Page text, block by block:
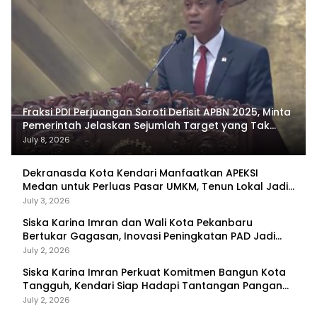
Fraksi PDI Perjuangan Soroti Defisit APBN 2025, Minta
Pemerintah Jelaskan Sejumlah Target yang Tak
Tercapai
July 8, 2026
Dekranasda Kota Kendari Manfaatkan APEKSI
Medan untuk Perluas Pasar UMKM, Tenun Lokal Jadi
Primadona
July 3, 2026
Siska Karina Imran dan Wali Kota Pekanbaru
Bertukar Gagasan, Inovasi Peningkatan PAD Jadi
Fokus Diskusi
July 2, 2026
Siska Karina Imran Perkuat Komitmen Bangun Kota
Tangguh, Kendari Siap Hadapi Tantangan Pangan
dan Bencana
July 2, 2026